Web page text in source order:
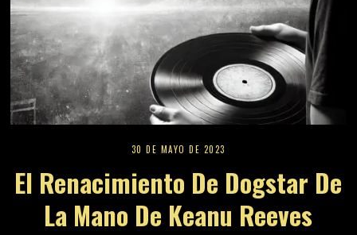
30 DE MAYO DE 2023
El Renacimiento De Dogstar De
La Mano De Keanu Reeves